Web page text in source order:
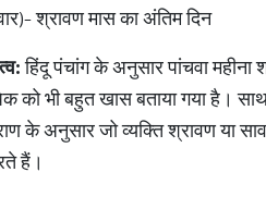
श्रावण मास का अंतिम दिन
:हिंदू पंचांग के अनुसार पांचवा
को भी बहुत खास बताया गया है।
के अनुसार जो व्यक्ति श्रावण या
हैं।